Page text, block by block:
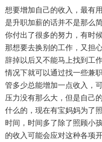
想要增加自己的收入，最有
是升职加薪的话并不是那么
你付出了很多的努力，有时
那想要去换别的工作，又担
辞掉以后又不能马上找到工
情况下就可以通过找一些兼
管多少总能增加一点收入，
压力没有那么大，但是自己
什么的，现在有宝妈妈为了
时间，时间多了除了照顾小
的收入可能会应对这种各项